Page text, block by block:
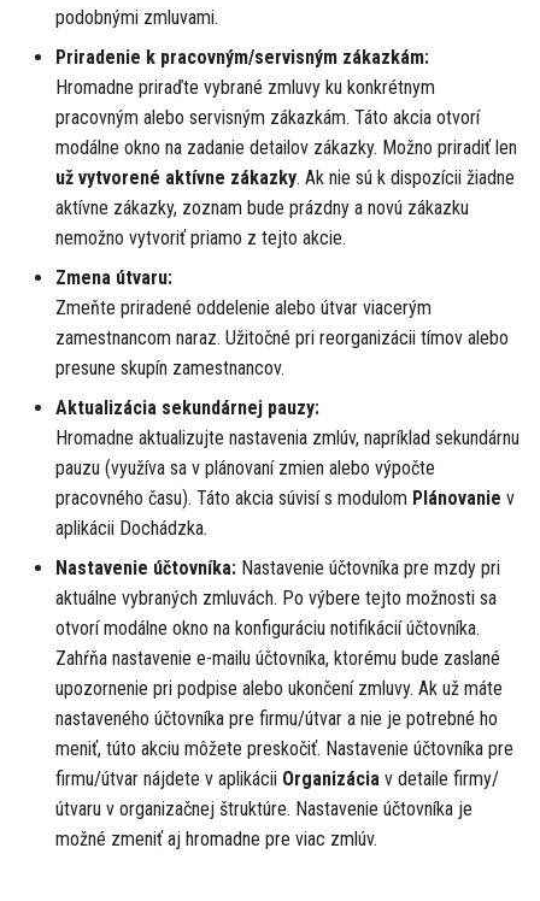
podobnými zmluvami.
Priradenie k pracovným/servisným zákazkám:
Hromadne priraďte vybrané zmluvy ku konkrétnym
pracovným alebo servisným zákazkám. Táto akcia otvorí
modálne okno na zadanie detailov zákazky. Možno priradiť len
už vytvorené aktívne zákazky. Ak nie sú k dispozícii žiadne
aktívne zákazky, zoznam bude prázdny a novú zákazku
nemožno vytvoriť priamo z tejto akcie.
Zmena útvaru:
Zmeňte priradené oddelenie alebo útvar viacerým
zamestnancom naraz. Užitočné pri reorganizácii tímov alebo
presune skupín zamestnancov.
Aktualizácia sekundárnej pauzy:
Hromadne aktualizujte nastavenia zmlúv, napríklad sekundárnu
pauzu (využíva sa v plánovaní zmien alebo výpočte
pracovného času). Táto akcia súvisí s modulom Plánovanie v
aplikácii Dochádzka.
Nastavenie účtovníka: Nastavenie účtovníka pre mzdy pri
aktuálne vybraných zmluvách. Po výbere tejto možnosti sa
otvorí modálne okno na konfiguráciu notifikácií účtovníka.
Zahŕňa nastavenie e-mailu účtovníka, ktorému bude zaslané
upozornenie pri podpise alebo ukončení zmluvy. Ak už máte
nastaveného účtovníka pre firmu/útvar a nie je potrebné ho
meniť, túto akciu môžete preskočiť. Nastavenie účtovníka pre
firmu/útvar nájdete v aplikácii Organizácia v detaile firmy/
útvaru v organizačnej štruktúre. Nastavenie účtovníka je
možné zmeniť aj hromadne pre viac zmlúv.